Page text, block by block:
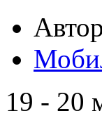
19 - 20